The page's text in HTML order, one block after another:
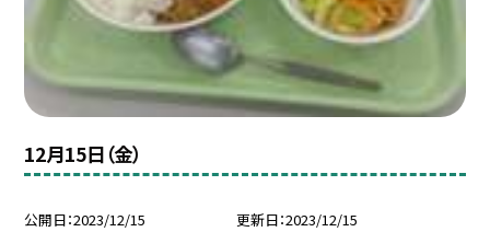
12月15日（金）
公開日 2023/12/15 更新日 2023/12/15